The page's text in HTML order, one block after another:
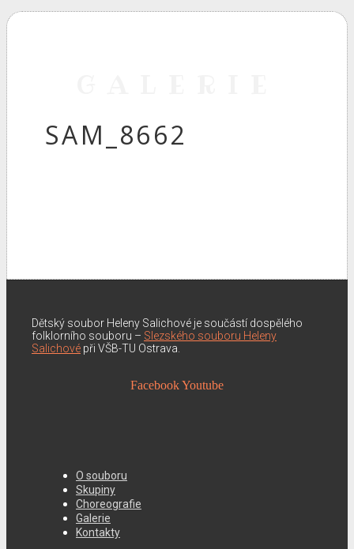
SAM_8662
Dětský soubor Heleny Salichové je součástí dospělého
folklorního souboru – Slezského souboru Heleny
Salichové při VŠB-TU Ostrava.
FacebookYoutube
O souboru
Skupiny
Choreografie
Galerie
Kontakty